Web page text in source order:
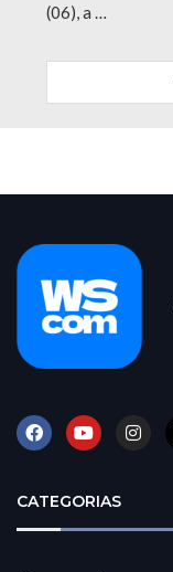
(06), a …
CATEGORIAS